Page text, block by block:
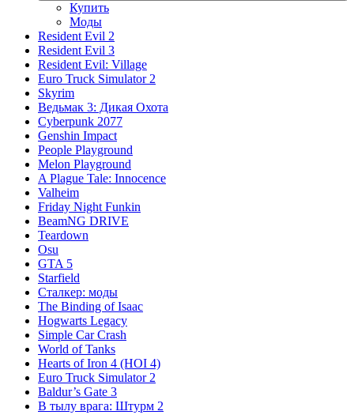
Купить
Моды
Resident Evil 2
Resident Evil 3
Resident Evil: Village
Euro Truck Simulator 2
Skyrim
Ведьмак 3: Дикая Охота
Cyberpunk 2077
Genshin Impact
People Playground
Melon Playground
A Plague Tale: Innocence
Valheim
Friday Night Funkin
BeamNG DRIVE
Teardown
Osu
GTA 5
Starfield
Сталкер: моды
The Binding of Isaac
Hogwarts Legacy
Simple Car Crash
World of Tanks
Hearts of Iron 4 (HOI 4)
Euro Truck Simulator 2
Baldur’s Gate 3
В тылу врага: Штурм 2